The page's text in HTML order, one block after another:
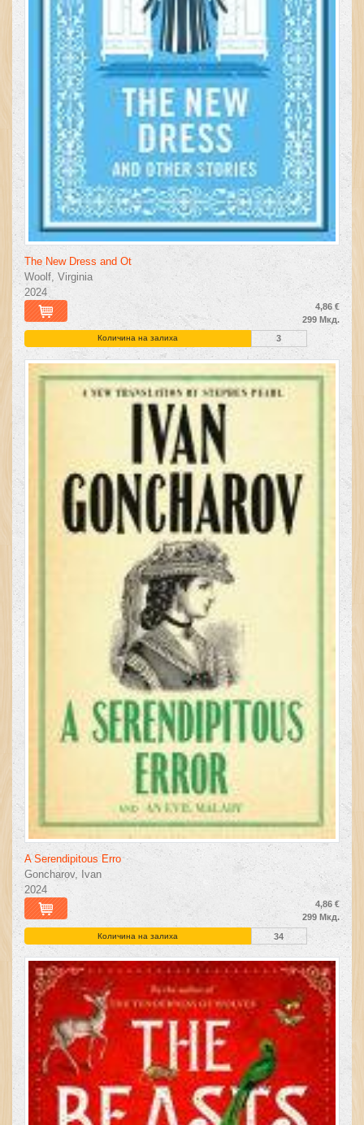
The New Dress and Ot
Woolf, Virginia
2024
4,86 €
299 Мкд.
Количина на залиха 3
A Serendipitous Erro
Goncharov, Ivan
2024
4,86 €
299 Мкд.
Количина на залиха 34